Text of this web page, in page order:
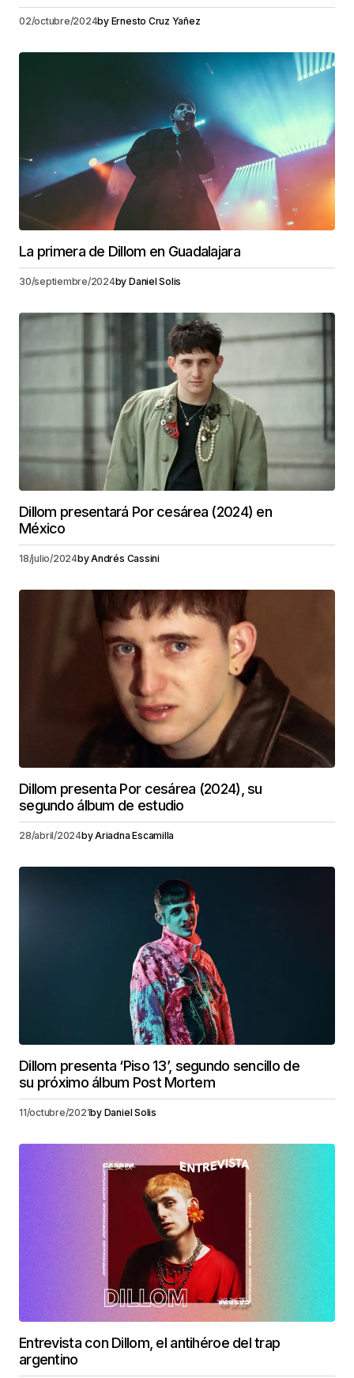
02/octubre/2024by Ernesto Cruz Yañez
La primera de Dillom en Guadalajara
30/septiembre/2024by Daniel Solis
Dillom presentará Por cesárea (2024) en
México
18/julio/2024byAndrés Cassini
Dillom presenta Por cesárea (2024), su
segundo álbum de estudio
28/abril/2024byAriadna Escamilla
Dillom presenta ‘Piso 13’, segundo sencillo de
su próximo álbum Post Mortem
11/octubre/2021by Daniel Solis
Entrevista con Dillom, el antihéroe del trap
argentino